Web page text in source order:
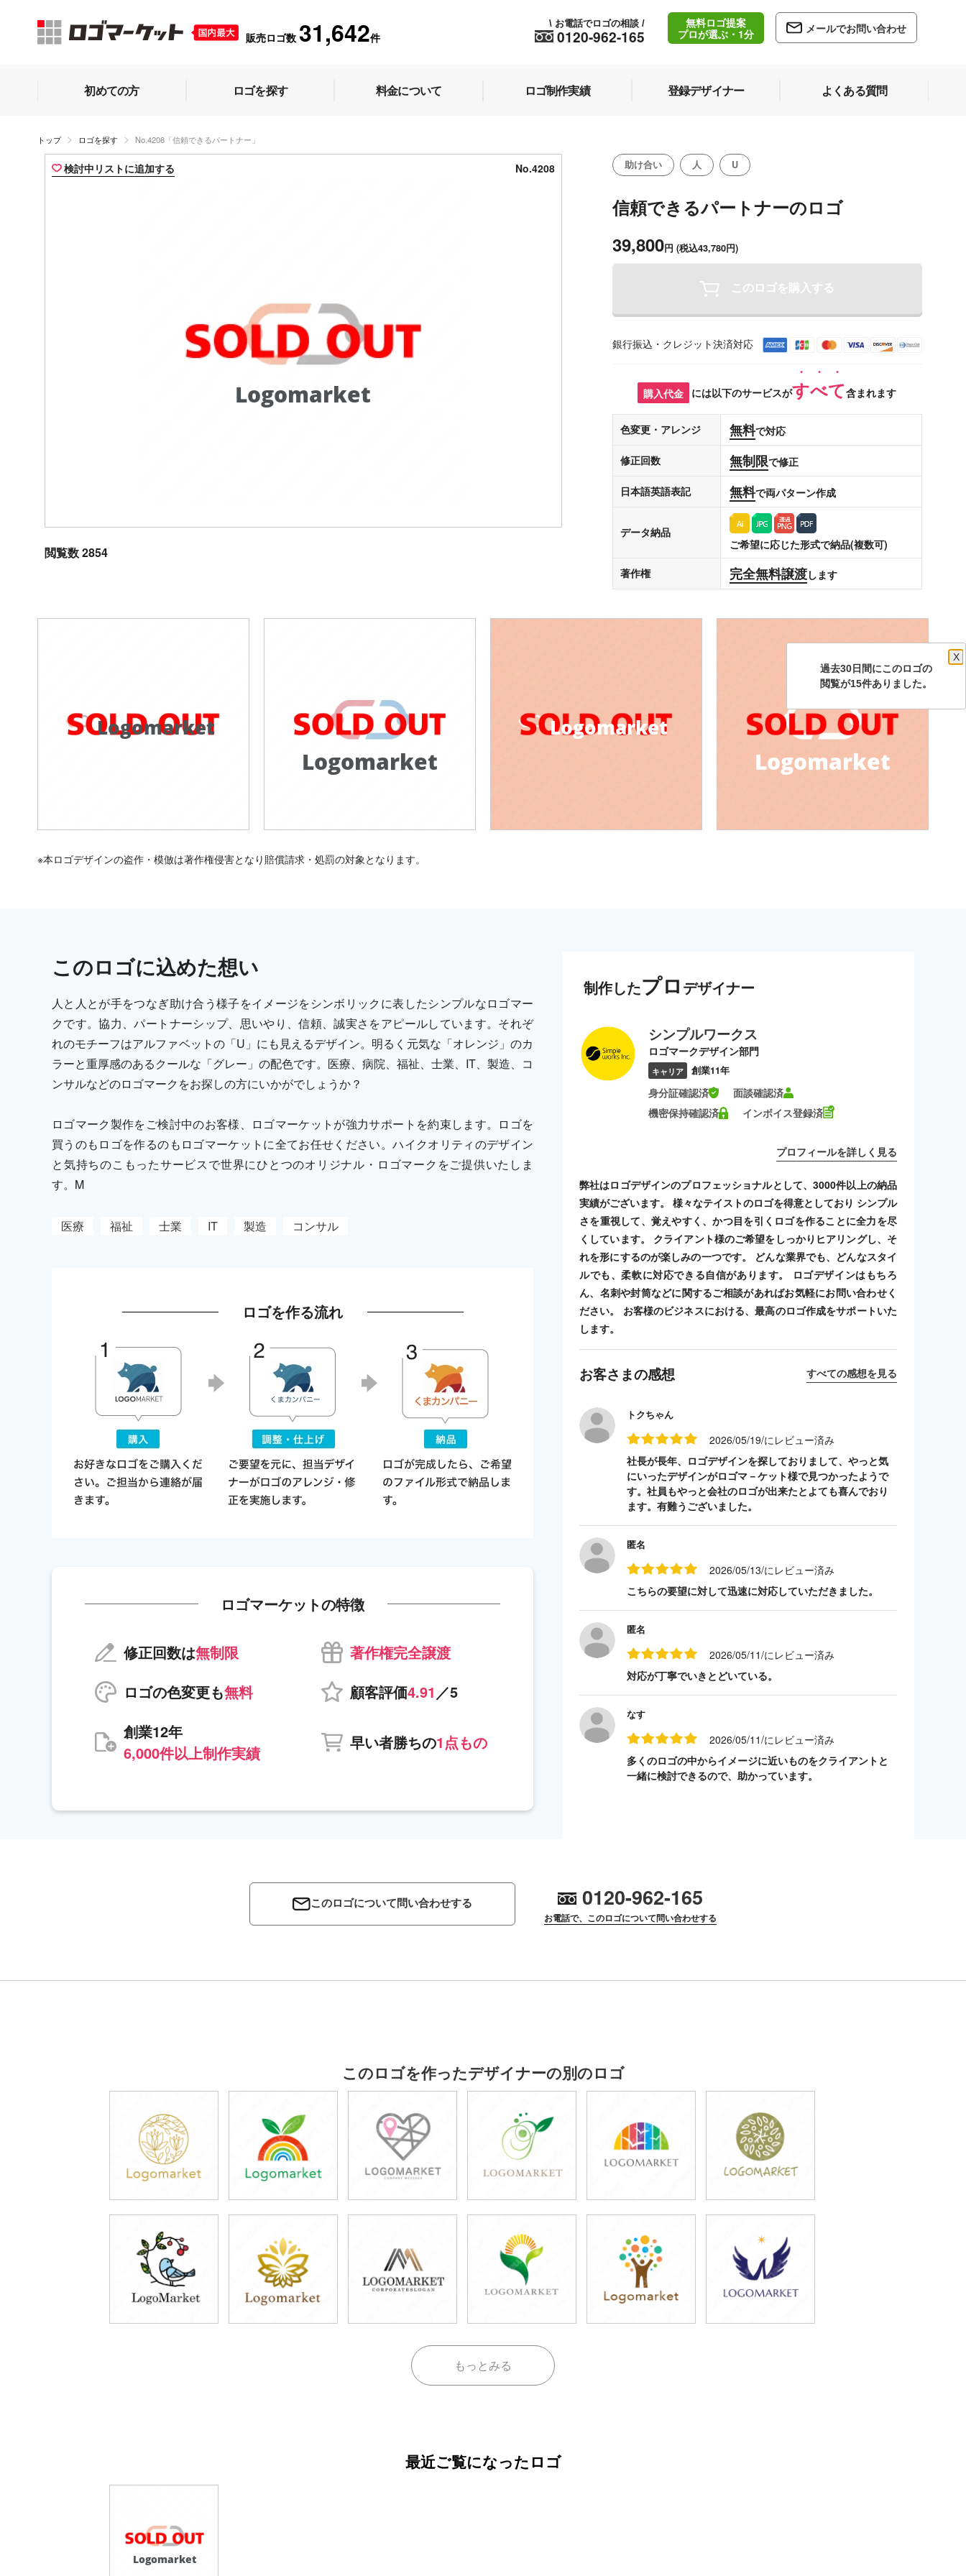
販売ロゴ数 31,642件 0120-962-165
\ お電話でロゴの相談 /
無料ロゴ提案
プロが選ぶ・1分
メールでお問い合わせ
初めての方 ロゴを探す 料金について ロゴ制作実績 登録デザイナー よくある質問
トップ ロゴを探す No.4208「信頼できるパートナー」
検討中リストに追加する No.4208
Logomarket
閲覧数 2854
助け合い 人 U
信頼できるパートナーのロゴ
39,800円 (税込43,780円)
このロゴを購入する
銀行振込・クレジット決済対応
購入代金 には以下のサービスがすべて含まれます
色変更・アレンジ 無料で対応
修正回数 無制限で修正
日本語英語表記 無料で両パターン作成
データ納品
ご希望に応じた形式で納品(複数可)
著作権
完全無料譲渡します
Logomarket
Logomarket
Logomarket
Logomarket
※本ロゴデザインの盗作・模倣は著作権侵害となり賠償請求・処罰の対象となります。
このロゴに込めた想い
人と人とが手をつなぎ助け合う様子をイメージをシンボリックに表したシンプルなロゴマー
クです。協力、パートナーシップ、思いやり、信頼、誠実さをアピールしています。それぞ
れのモチーフはアルファベットの「U」にも見えるデザイン。明るく元気な「オレンジ」のカ
ラーと重厚感のあるクールな「グレー」の配色です。医療、病院、福祉、士業、IT、製造、コ
ンサルなどのロゴマークをお探しの方にいかがでしょうか？
ロゴマーク製作をご検討中のお客様、ロゴマーケットが強力サポートを約束します。ロゴを
買うのもロゴを作るのもロゴマーケットに全てお任せください。ハイクオリティのデザイン
と気持ちのこもったサービスで世界にひとつのオリジナル・ロゴマークをご提供いたしま
す。M
医療 福祉 士業 IT 製造 コンサル
ロゴを作る流れ
ロゴマーケットの特徴
修正回数は無制限
著作権完全譲渡
ロゴの色変更も無料 顧客評価4.91 ／5
創業12年
6,000件以上制作実績
早い者勝ちの1点もの
制作したプロ デザイナー
シンプルワークス
ロゴマークデザイン部門
キャリア 創業11年
身分証確認済
面談確認済
機密保持確認済
インボイス登録済
プロフィールを詳しく見る
弊社はロゴデザインのプロフェッショナルとして、3000件以上の納品
実績がございます。 様々なテイストのロゴを得意としており シンプル
さを重視して、覚えやすく、かつ目を引くロゴを作ることに全力を尽
くしています。 クライアント様のご希望をしっかりヒアリングし、そ
れを形にするのが楽しみの一つです。 どんな業界でも、どんなスタイ
ルでも、柔軟に対応できる自信があります。 ロゴデザインはもちろ
ん、名刺や封筒などに関するご相談があればお気軽にお問い合わせく
ださい。 お客様のビジネスにおける、最高のロゴ作成をサポートいた
します。
お客さまの感想 すべての感想を見る
トクちゃん
2026/05/19/にレビュー済み
社長が長年、ロゴデザインを探しておりまして、やっと気
にいったデザインがロゴマ－ケット様で見つかったようで
す。社員もやっと会社のロゴが出来たとよても喜んでおり
ます。有難うございました。
匿名
2026/05/13/にレビュー済み
こちらの要望に対して迅速に対応していただきました。
匿名
2026/05/11/にレビュー済み
対応が丁寧でいきとどいている。
なす
2026/05/11/にレビュー済み
多くのロゴの中からイメージに近いものをクライアントと
一緒に検討できるので、助かっています。
このロゴについて問い合わせする 0120-962-165
お電話で、このロゴについて問い合わせする
このロゴを作ったデザイナーの別のロゴ
もっとみる
最近ご覧になったロゴ
Logomarket
過去30日間にこのロゴの
X
閲覧が15件ありました。